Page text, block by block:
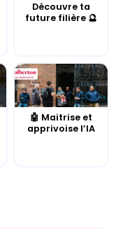
Découvre ta
future filière 🔮
🤖 Maitrise et
apprivoise l’IA